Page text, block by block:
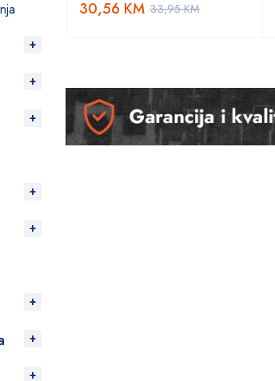
33,95KM
30,56 KM